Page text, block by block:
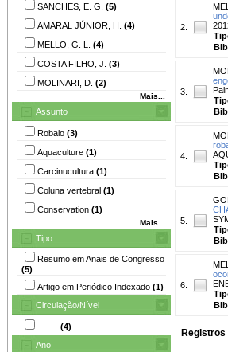
SANCHES, E. G. (5)
AMARAL JÚNIOR, H. (4)
MELLO, G. L. (4)
COSTA FILHO, J. (3)
MOLINARI, D. (2)
Mais...
Assunto
Robalo (3)
Aquaculture (1)
Carcinucultura (1)
Coluna vertebral (1)
Conservation (1)
Mais...
Tipo
Resumo em Anais de Congresso
(5)
Artigo em Periódico Indexado (1)
Circulação/Nível
-- - -- (4)
Ano
2.
3.
4.
5.
6.
Registros